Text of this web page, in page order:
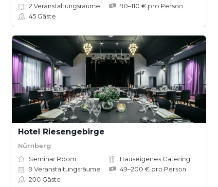
2 Veranstaltungsräume
90–110 € pro Person
45 Gäste
Hotel Riesengebirge
Nürnberg
Seminar Room
Hauseigenes Catering
9 Veranstaltungsräume
49–200 € pro Person
200 Gäste